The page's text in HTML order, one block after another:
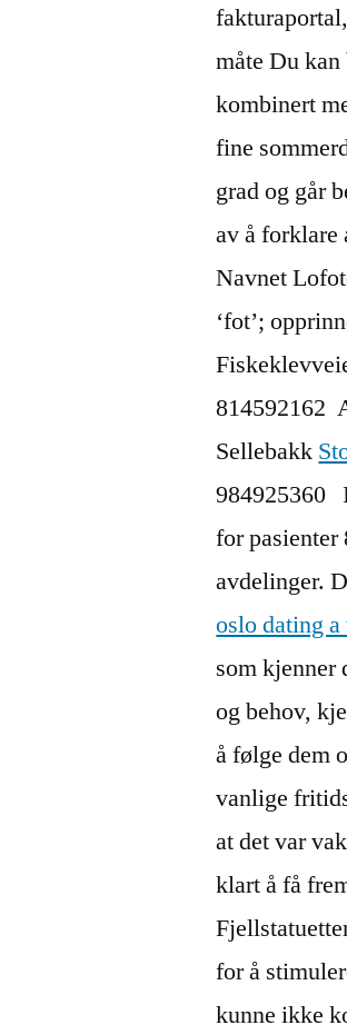
måte Du
kombinert
fine
grad og går
av å forklare
Navnet
‘fot’;
814592162
Sellebakk
984925360
for pasienter
avdelinger.
oslo dating
som kjenner
og behov,
å følge dem
vanlige
at det var
klart å få
for å
kunne ikke